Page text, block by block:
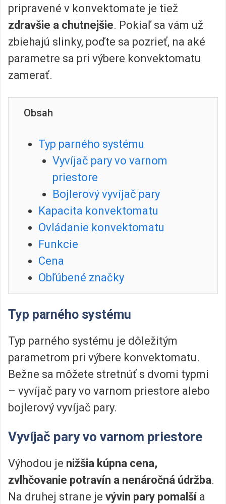
pripravené v konvektomate je tiež
zdravšie a chutnejšie. Pokiaľ sa vám už
zbiehajú slinky, poďte sa pozrieť, na aké
parametre sa pri výbere konvektomatu
zamerať.
Obsah
Typ parného systému
Vyvíjač pary vo varnom
priestore
Bojlerový vyvíjač pary
Kapacita konvektomatu
Ovládanie konvektomatu
Funkcie
Cena
Obľúbené značky
Typ parného systému
Typ parného systému je dôležitým
parametrom pri výbere konvektomatu.
Bežne sa môžete stretnúť s dvomi typmi
– vyvíjač pary vo varnom priestore alebo
bojlerový vyvíjač pary.
Vyvíjač pary vo varnom priestore
Výhodou je nižšia kúpna cena,
zvlhčovanie potravín a nenáročná údržba.
Na druhej strane je vývin pary pomalší a